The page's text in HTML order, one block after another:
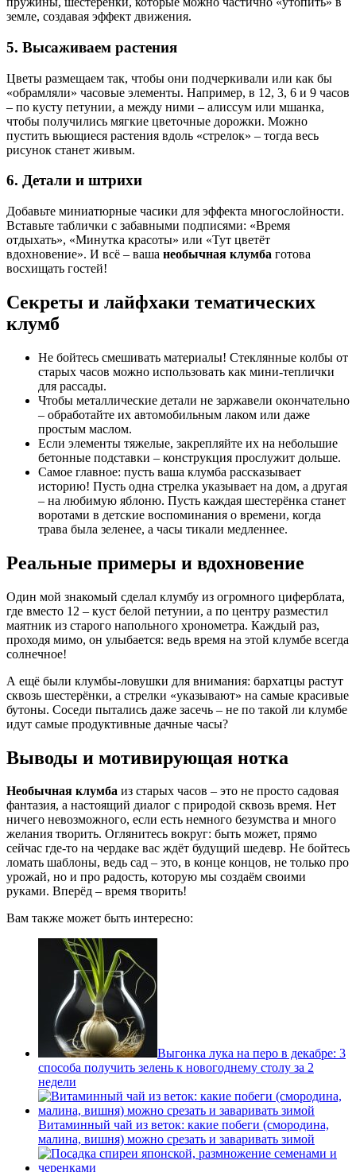
земле, создавая эффект движения.
5. Высаживаем растения
Цветы размещаем так, чтобы они подчеркивали или как бы
«обрамляли» часовые элементы. Например, в 12, 3, 6 и 9 часов
– по кусту петунии, а между ними – алиссум или мшанка,
чтобы получились мягкие цветочные дорожки. Можно
пустить вьющиеся растения вдоль «стрелок» – тогда весь
рисунок станет живым.
6. Детали и штрихи
Добавьте миниатюрные часики для эффекта многослойности.
Вставьте таблички с забавными подписями: «Время
отдыхать», «Минутка красоты» или «Тут цветёт
вдохновение». И всё – ваша необычная клумба готова
восхищать гостей!
Секреты и лайфхаки тематических
клумб
Не бойтесь смешивать материалы! Стеклянные колбы от
старых часов можно использовать как мини-теплички
для рассады.
Чтобы металлические детали не заржавели окончательно
– обработайте их автомобильным лаком или даже
простым маслом.
Если элементы тяжелые, закрепляйте их на небольшие
бетонные подставки – конструкция прослужит дольше.
Самое главное: пусть ваша клумба рассказывает
историю! Пусть одна стрелка указывает на дом, а другая
– на любимую яблоню. Пусть каждая шестерёнка станет
воротами в детские воспоминания о времени, когда
трава была зеленее, а часы тикали медленнее.
Реальные примеры и вдохновение
Один мой знакомый сделал клумбу из огромного циферблата,
где вместо 12 – куст белой петунии, а по центру разместил
маятник из старого напольного хронометра. Каждый раз,
проходя мимо, он улыбается: ведь время на этой клумбе всегда
солнечное!
А ещё были клумбы-ловушки для внимания: бархатцы растут
сквозь шестерёнки, а стрелки «указывают» на самые красивые
бутоны. Соседи пытались даже засечь – не по такой ли клумбе
идут самые продуктивные дачные часы?
Выводы и мотивирующая нотка
Необычная клумба из старых часов – это не просто садовая
фантазия, а настоящий диалог с природой сквозь время. Нет
ничего невозможного, если есть немного безумства и много
желания творить. Оглянитесь вокруг: быть может, прямо
сейчас где-то на чердаке вас ждёт будущий шедевр. Не бойтесь
ломать шаблоны, ведь сад – это, в конце концов, не только про
урожай, но и про радость, которую мы создаём своими
руками. Вперёд – время творить!
Вам также может быть интересно:
Выгонка лука на перо в декабре: 3
способа получить зелень к новогоднему столу за 2
недели
Витаминный чай из веток: какие побеги (смородина,
малина, вишня) можно срезать и заваривать зимой